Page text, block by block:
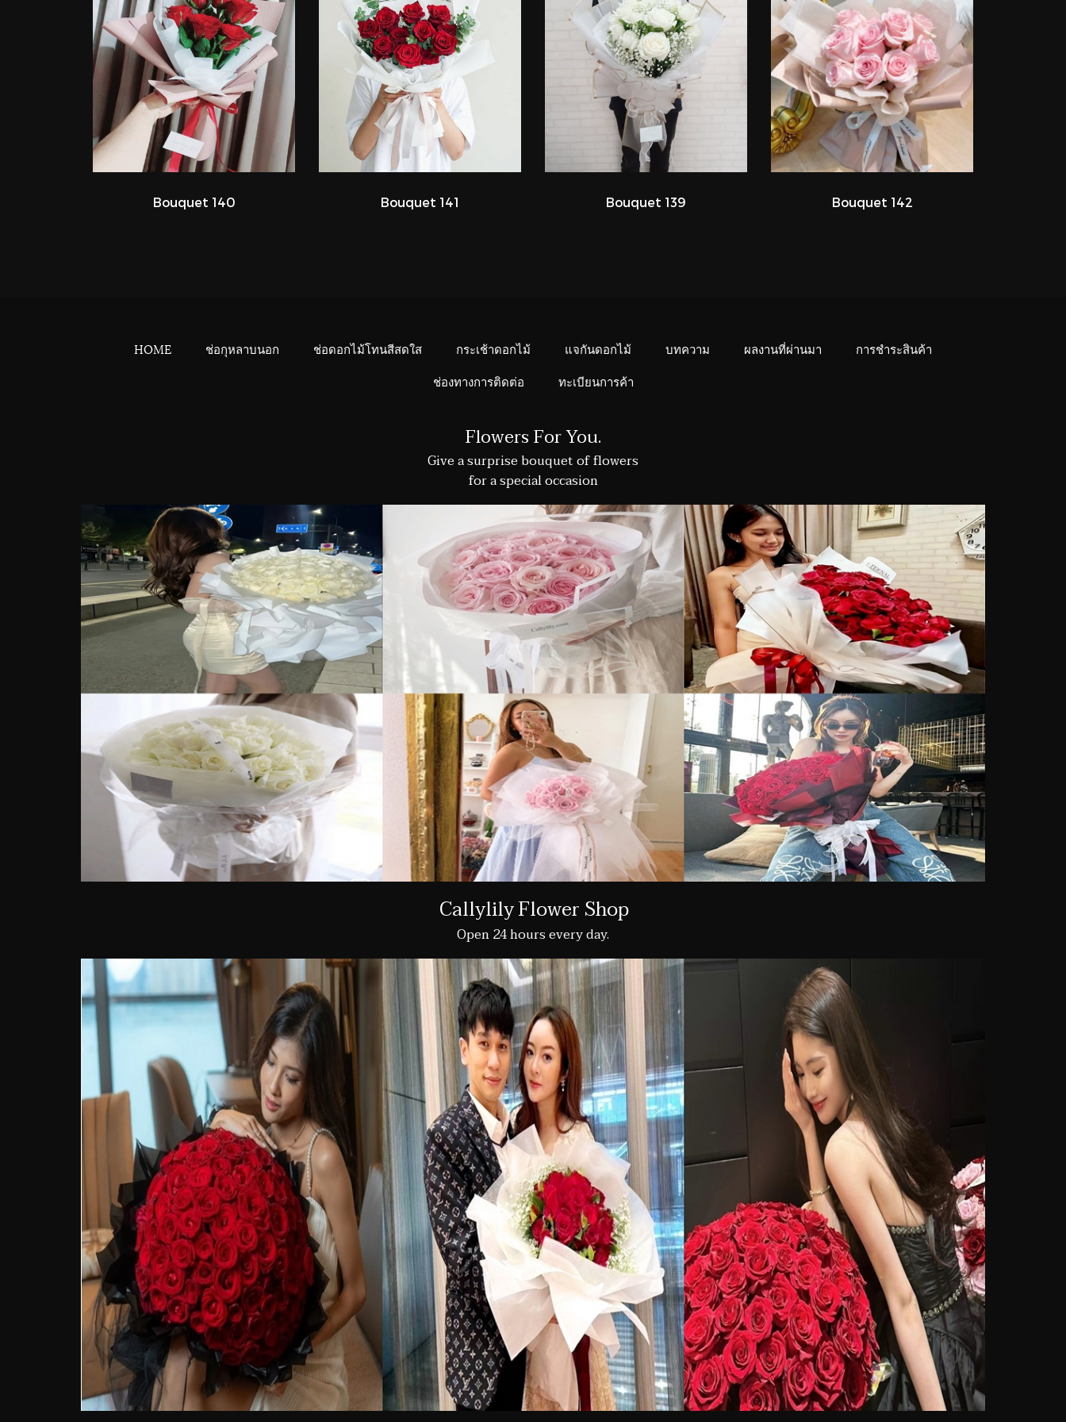
Bouquet 140 Bouquet 141 Bouquet 139 Bouquet 142
HOME ช่อกุหลาบนอก ช่อดอกไม้โทนสีสดใส กระเช้าดอกไม้ แจกันดอกไม้ บทความ ผลงานที่ผ่านมา
การชำระสินค้า
ช่องทางการติดต่อ
ทะเบียนการค้า
Flowers For You.
Give a surprise bouquet of flowers
for a special occasion
Callylily Flower Shop
Open 24 hours every day.